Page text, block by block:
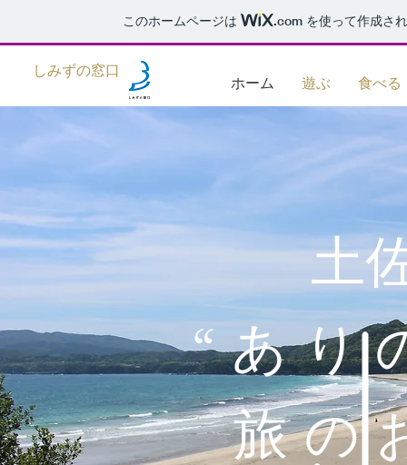
このホームページは .comを使って作成さ
しみずの窓口
ホーム 遊ぶ 食べる
土
“あり
旅の